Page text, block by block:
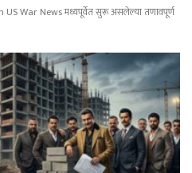
US War News मध्यपूर्वेत सुरू असलेल्या तणावपूर्ण